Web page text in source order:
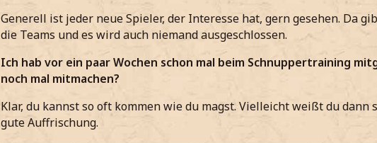
Generell ist jeder neue Spieler, der Interesse hat, gern gesehen. Da
die Teams und es wird auch niemand ausgeschlossen.
Ich hab vor ein paar Wochen schon mal beim Schnuppertraining
noch mal mitmachen?
Klar, du kannst so oft kommen wie du magst. Vielleicht weißt du dann
gute Auffrischung.